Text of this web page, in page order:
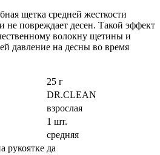
щетка средней жесткости
не повреждает десен. Такой эффект
волокну щетины и
давление на десны во время
25 г
DR.CLEAN
взрослая
1 шт.
средняя
рукоятке да